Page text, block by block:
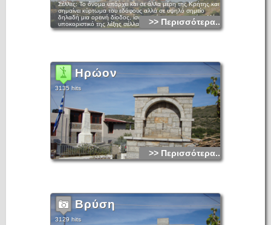
Σέλλες: Το όνομα υπάρχει και σε άλλα μέρη της Κρήτης και
σημαίνει κύρτωμα του εδάφους αλλά σε υψηλό σημείο
δηλαδή μια ορεινή δίοδος, ίσως από το μεσαιωνικό σελλίον,
υποκοριστικό της λέξης σέλλα. Απογράφεται σαν Σέλλαις το
1881 με πληθυσμό 252 κατοίκους και ανήκε στο Δήμο
>> Περισσότερα...
Ηρώον
3135 hits
>> Περισσότερα...
Βρύση
3129 hits